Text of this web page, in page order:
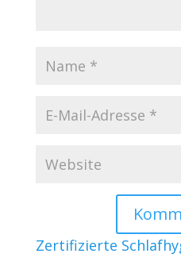
Zertifizierte